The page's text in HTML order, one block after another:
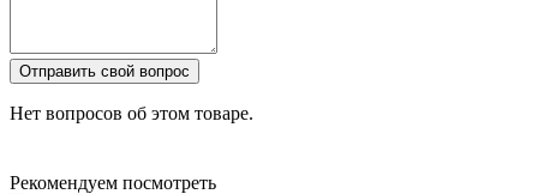
Отправить свой вопрос
Нет вопросов об этом товаре.
Рекомендуем посмотреть